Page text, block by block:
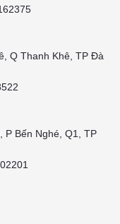
Q Thanh Khê, TP Đà
Bến Nghé, Q1, TP